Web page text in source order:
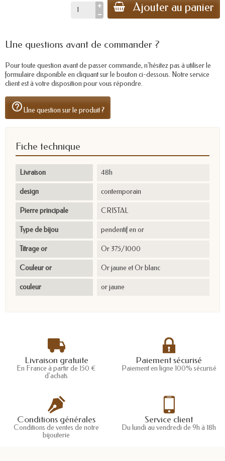
Ajouter au panier
Une questions avant de commander ?
Pour toute question avant de passer commande, n'hésitez pas à utiliser le
formulaire disponible en cliquant sur le bouton ci-dessous. Notre service
client est à votre disposition pour vous répondre.
help_outlineUne question sur le produit ?
Fiche technique
Livraison 48h
design contemporain
Pierre principale CRISTAL
Type de bijou pendentif en or
Titrage or Or 375/1000
Couleur or Or jaune et Or blanc
couleur or jaune
Livraison gratuite
En France à partir de 150 €
d'achats
Paiement sécurisé
Paiement en ligne 100% sécurisé
Conditions générales
Conditions de ventes de notre
bijouterie
Service client
Du lundi au vendredi de 9h à 18h